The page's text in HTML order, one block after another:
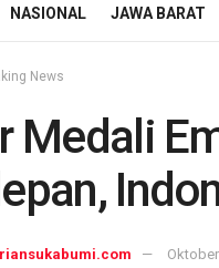
NASIONAL JAWA BARAT
News
Medali